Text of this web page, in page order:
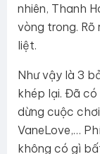
nhiên, Thanh
vòng trong.
liệt.
Như vậy là 3
khép lại. Đã có
dừng cuộc
VaneLove,…
không có gì